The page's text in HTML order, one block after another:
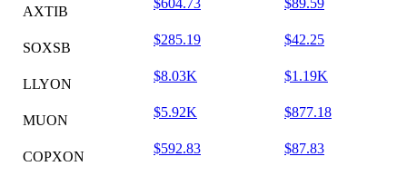
AXTIB
$604.73 $89.59
SOXSB
$285.19 $42.25
LLYON
$8.03K $1.19K
MUON
$5.92K $877.18
COPXON
$592.83 $87.83